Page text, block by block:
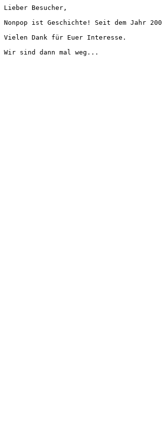
Lieber Besucher,
Nonpop ist Geschichte! Seit dem Jahr
Vielen Dank für Euer Interesse.
Wir sind dann mal weg...